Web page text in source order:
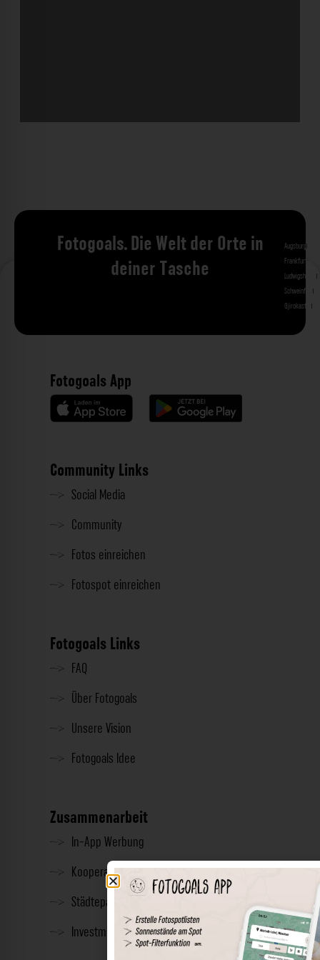
Fotogoals. Die Welt der Orte in
deiner Tasche
Augsburg
Frankfurt am
Ludwigshafen
Schweinfurt
Gjirokastra
Fotogoals App
Community Links
Social Media
Community
Fotos einreichen
Fotospot einreichen
Fotogoals Links
FAQ
Über Fotogoals
Unsere Vision
Fotogoals Idee
Zusammenarbeit
In-App Werbung
Kooperationen
Städtepartnerschaft
Investment & Presse